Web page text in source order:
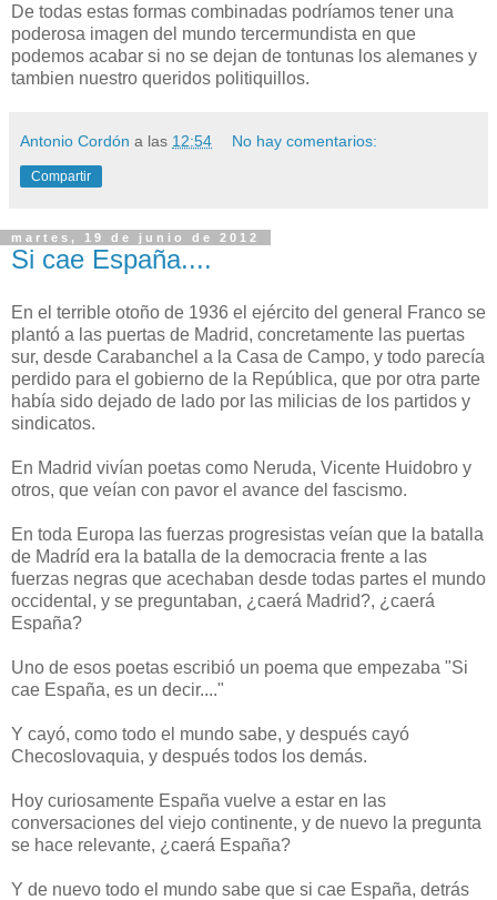
De todas estas formas combinadas podríamos tener una
poderosa imagen del mundo tercermundista en que
podemos acabar si no se dejan de tontunas los alemanes y
tambien nuestro queridos politiquillos.
Antonio Cordón a las 12:54 No hay comentarios:
Compartir
martes, 19 de junio de 2012
Si cae España....
En el terrible otoño de 1936 el ejército del general Franco se
plantó a las puertas de Madrid, concretamente las puertas
sur, desde Carabanchel a la Casa de Campo, y todo parecía
perdido para el gobierno de la República, que por otra parte
había sido dejado de lado por las milicias de los partidos y
sindicatos.
En Madrid vivían poetas como Neruda, Vicente Huidobro y
otros, que veían con pavor el avance del fascismo.
En toda Europa las fuerzas progresistas veían que la batalla
de Madríd era la batalla de la democracia frente a las
fuerzas negras que acechaban desde todas partes el mundo
occidental, y se preguntaban, ¿caerá Madrid?, ¿caerá
España?
Uno de esos poetas escribió un poema que empezaba "Si
cae España, es un decir...."
Y cayó, como todo el mundo sabe, y después cayó
Checoslovaquia, y después todos los demás.
Hoy curiosamente España vuelve a estar en las
conversaciones del viejo continente, y de nuevo la pregunta
se hace relevante, ¿caerá España?
Y de nuevo todo el mundo sabe que si cae España, detrás